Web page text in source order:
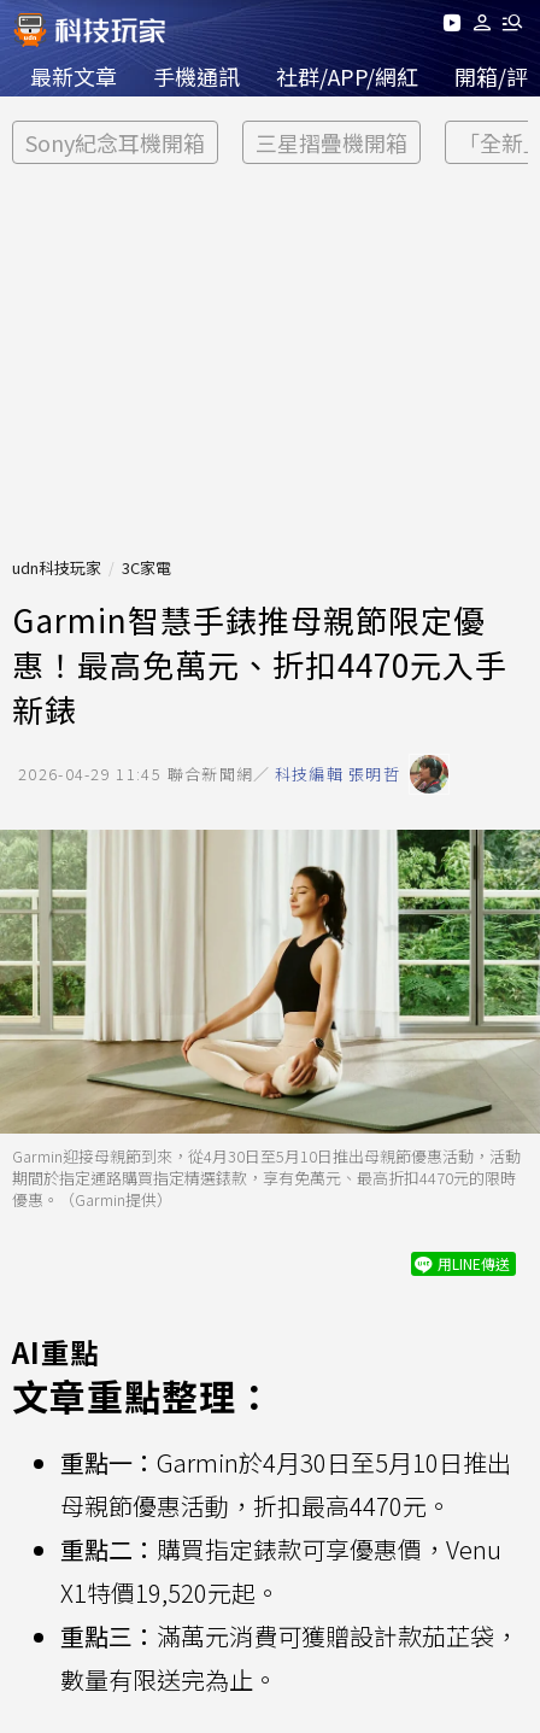
最新文章 手機通訊 社群/APP/網紅 開箱/評
Sony紀念耳機開箱 三星摺疊機開箱 「全新
udn科技玩家 3C家電
Garmin智慧手錶推母親節限定優
惠！最高免萬元、折扣4470元入手
新錶
2026-04-29 11:45 聯合新聞網／ 科技編輯 張明哲
Garmin迎接母親節到來，從4月30日至5月10日推出母親節優惠活動，活動
期間於指定通路購買指定精選錶款，享有免萬元、最高折扣4470元的限時
優惠。（Garmin提供）
用LINE傳送
AI重點
文章重點整理：
重點一： Garmin於4月30日至5月10日推出
母親節優惠活動，折扣最高4470元。
重點二： 購買指定錶款可享優惠價，Venu
X1特價19,520元起。
重點三： 滿萬元消費可獲贈設計款茄芷袋，
數量有限送完為止。